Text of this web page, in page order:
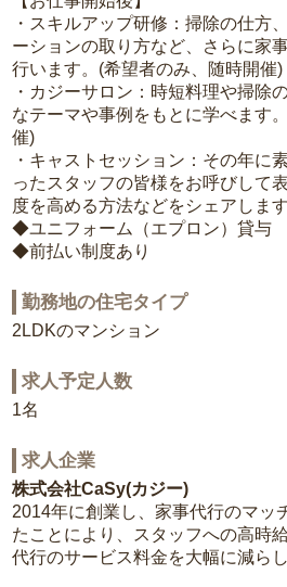
・スキルアップ研修：掃除の仕方
ーションの取り方など、さらに家
行います。(希望者のみ、随時開催)
・カジーサロン：時短料理や掃除
なテーマや事例をもとに学べます
催)
・キャストセッション：その年に
ったスタッフの皆様をお呼びして
度を高める方法などをシェアしま
◆ユニフォーム（エプロン）貸与
◆前払い制度あり
勤務地の住宅タイプ
2LDKのマンション
求人予定人数
1名
求人企業
株式会社CaSy(カジー)
2014年に創業し、家事代行のマッ
たことにより、スタッフへの高時
代行のサービス料金を大幅に減ら